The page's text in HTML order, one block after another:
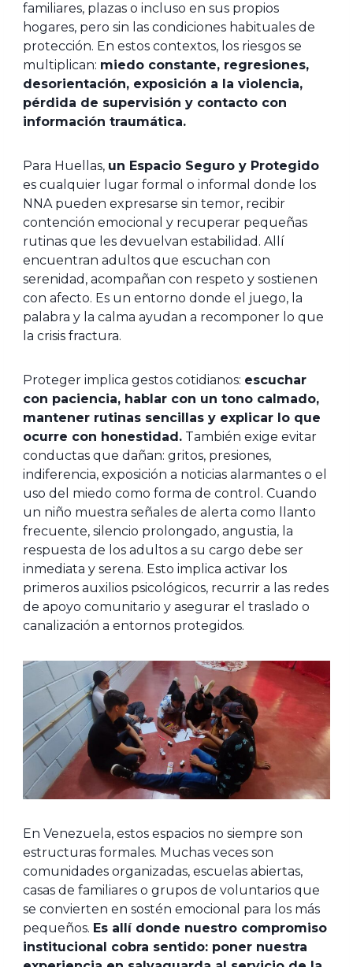
familiares, plazas o incluso en sus propios
hogares, pero sin las condiciones habituales de
protección. En estos contextos, los riesgos se
multiplican: miedo constante, regresiones,
desorientación, exposición a la violencia,
pérdida de supervisión y contacto con
información traumática.
Para Huellas, un Espacio Seguro y Protegido
es cualquier lugar formal o informal donde los
NNA pueden expresarse sin temor, recibir
contención emocional y recuperar pequeñas
rutinas que les devuelvan estabilidad. Allí
encuentran adultos que escuchan con
serenidad, acompañan con respeto y sostienen
con afecto. Es un entorno donde el juego, la
palabra y la calma ayudan a recomponer lo que
la crisis fractura.
Proteger implica gestos cotidianos: escuchar
con paciencia, hablar con un tono calmado,
mantener rutinas sencillas y explicar lo que
ocurre con honestidad.También exige evitar
conductas que dañan: gritos, presiones,
indiferencia, exposición a noticias alarmantes o el
uso del miedo como forma de control. Cuando
un niño muestra señales de alerta como llanto
frecuente, silencio prolongado, angustia, la
respuesta de los adultos a su cargo debe ser
inmediata y serena. Esto implica activar los
primeros auxilios psicológicos, recurrir a las redes
de apoyo comunitario y asegurar el traslado o
canalización a entornos protegidos.
En Venezuela, estos espacios no siempre son
estructuras formales. Muchas veces son
comunidades organizadas, escuelas abiertas,
casas de familiares o grupos de voluntarios que
se convierten en sostén emocional para los más
pequeños. Es allí donde nuestro compromiso
institucional cobra sentido: poner nuestra